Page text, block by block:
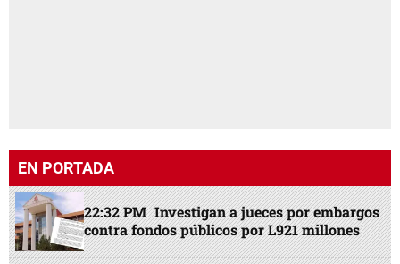
EN PORTADA
22:32 PM Investigan a jueces por embargos
contra fondos públicos por L921 millones